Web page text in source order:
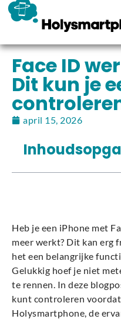
Face ID
Dit kun je
april 15, 2026
Heb je een iPhone met
meer werkt? Dit kan erg
het een belangrijke
Gelukkig hoef je niet
te rennen. In deze
kunt controleren
Holysmartphone, de